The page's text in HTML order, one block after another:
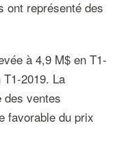
ont représenté des
à 4,9 M$ en T1-
2019. La
des ventes
favorable du prix